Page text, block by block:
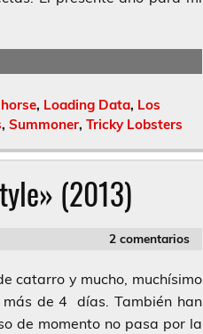
, Loading Data, Los
, Summoner, Tricky Lobsters
(2013)
2 comentarios
catarro y mucho, muchísimo
de 4 días. También han
de momento no pasa por la